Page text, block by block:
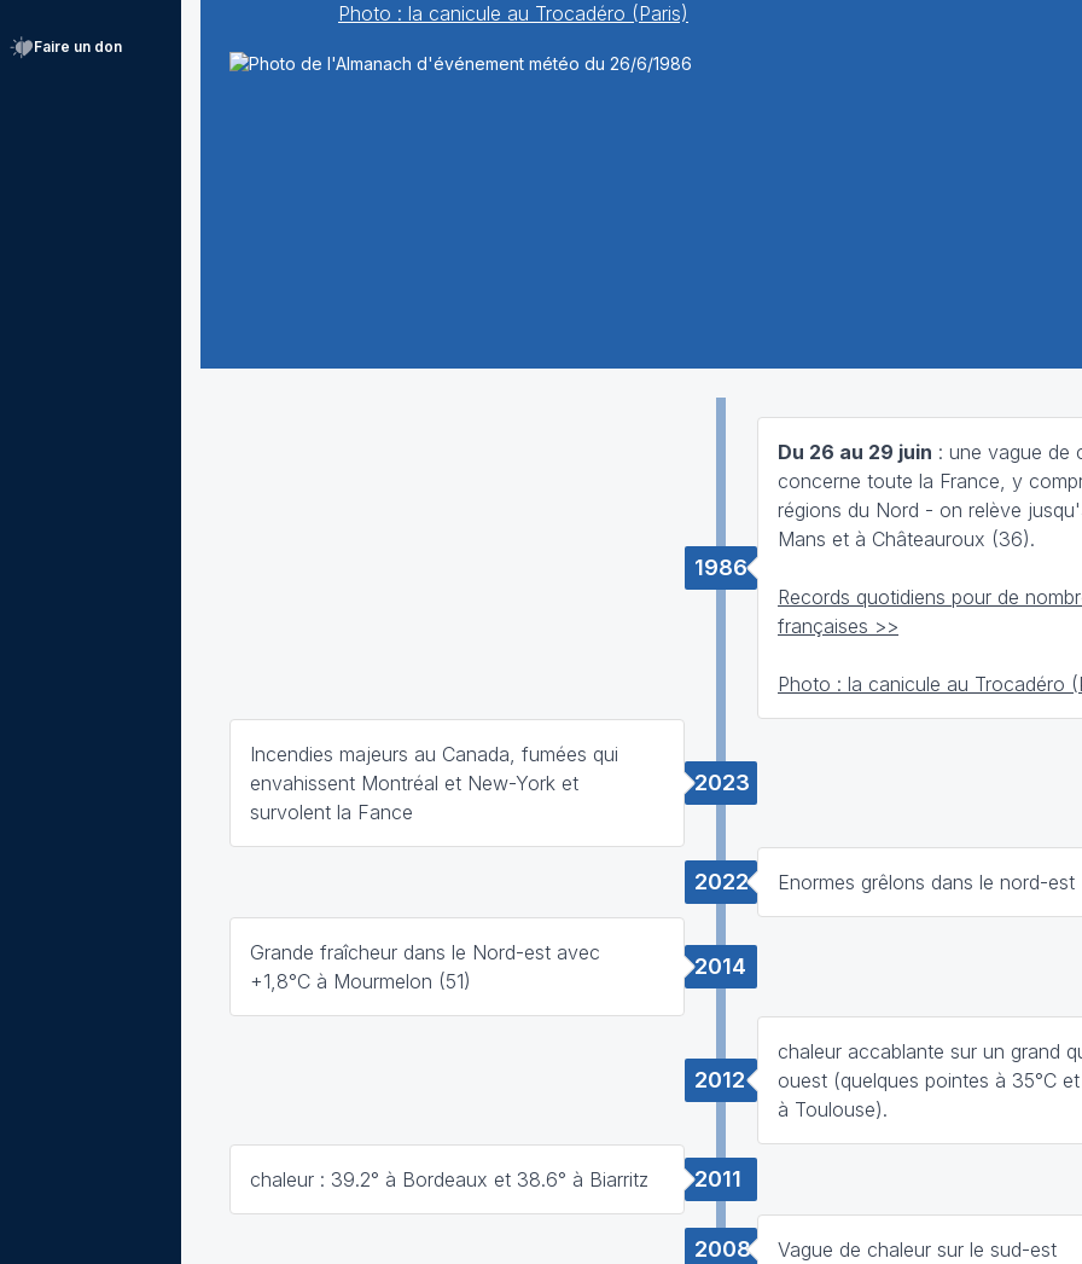
Faire un don
Photo : la canicule au Trocadéro (Paris)
1986
Du 26 au 29 juin : une vague de
concerne toute la France, y
régions du Nord - on relève
Mans et à Châteauroux (36).
Records quotidiens pour de
françaises >>
Photo : la canicule au Trocadéro
2023
Incendies majeurs au Canada, fumées qui
envahissent Montréal et New-York et
survolent la Fance
2022 Enormes grêlons dans le nord-est
2014
Grande fraîcheur dans le Nord-est avec
+1,8°C à Mourmelon (51)
2012
chaleur accablante sur un grand
ouest (quelques pointes à 35°C
à Toulouse).
2011
chaleur : 39.2° à Bordeaux et 38.6° à Biarritz
2008 Vague de chaleur sur le sud-est